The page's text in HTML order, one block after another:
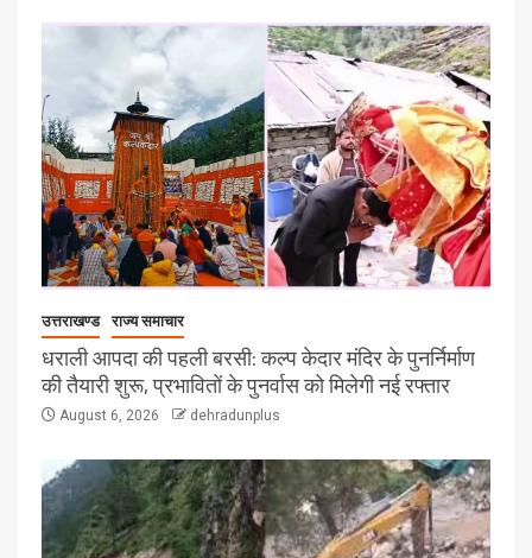
उत्तराखण्ड राज्य समाचार
धराली आपदा की पहली बरसी: कल्प केदार मंदिर के पुनर्निर्माण
की तैयारी शुरू, प्रभावितों के पुनर्वास को मिलेगी नई रफ्तार
August 6, 2026 dehradunplus